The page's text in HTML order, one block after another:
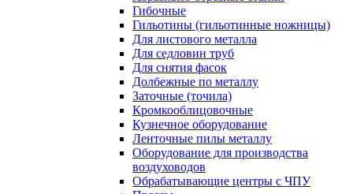
Гибочные
Гильотины (гильотинные ножницы)
Для листового металла
Для седловин труб
Для снятия фасок
Долбежные по металлу
Заточные (точила)
Кромкооблицовочные
Кузнечное оборудование
Ленточные пилы металлу
Оборудование для производства
воздуховодов
Обрабатывающие центры с ЧПУ